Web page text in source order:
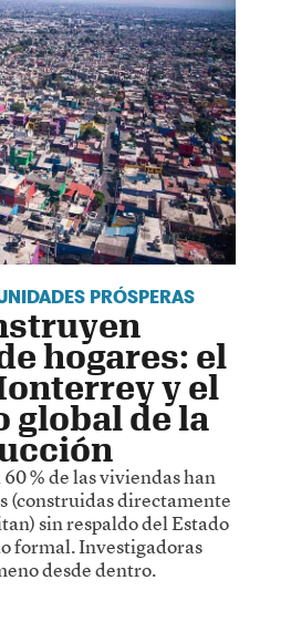
PRÓSPERAS
hogares: el
y el
global de la
% de las viviendas han
(construidas directamente
sin respaldo del Estado
formal. Investigadoras
desde dentro.